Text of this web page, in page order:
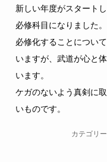
新しい年度がスタート
必修科目になりました。
必修化することについ
いますが、武道が心と
います。
ケガのないよう真剣に
いものです。
カテゴリ